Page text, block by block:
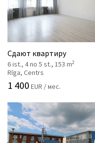
Сдают квартиру
6 ist., 4 no 5 st., 153 m2
Rīga, Centrs
1 400 EUR / мес.